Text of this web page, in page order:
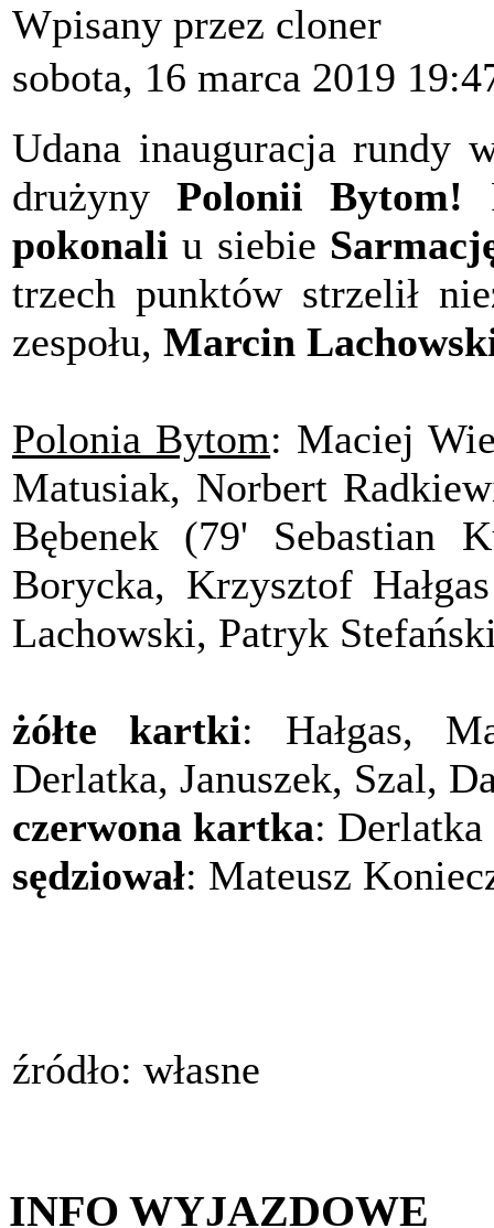
Wpisany przez cloner
sobota, 16 marca 2019
Udana inauguracja rundy
drużynyPolonii Bytom!
pokonali u siebie
trzech punktów strzelił
zespołu, Marcin
Polonia Bytom: Maciej
Matusiak, Norbert
Bębenek (79' Sebastian
Borycka, Krzysztof
Lachowski, Patryk
żółte kartki: Hałgas,
Derlatka, Januszek, Szal,
czerwona kartka:
sędziował: Mateusz
źródło: własne
INFO WYJAZDOWE